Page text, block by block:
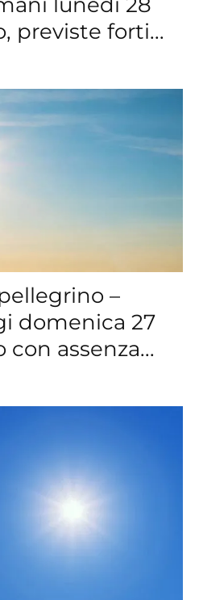
previste forti...
–
domenica 27
assenza...